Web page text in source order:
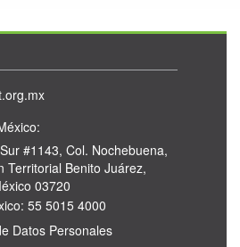
#1143, Col. Nochebuena,
Territorial Benito Juárez,
03720
55 5015 4000
Datos Personales